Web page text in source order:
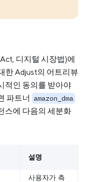
디지털 시장법)에
한 Adjust의 어트리뷰
적인 동의를 받아야
파트너 amazon_dma
스에 다음의 세분화
설명
사용자가 측